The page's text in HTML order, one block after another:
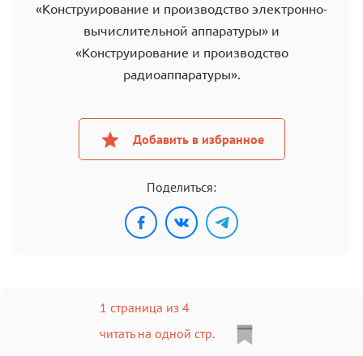
«Конструирование и производство электронно-
вычислительной аппаратуры» и
«Конструирование и производство
радиоаппаратуры».
Добавить в избранное
Поделиться:
1 страница из 4
читать на одной стр.